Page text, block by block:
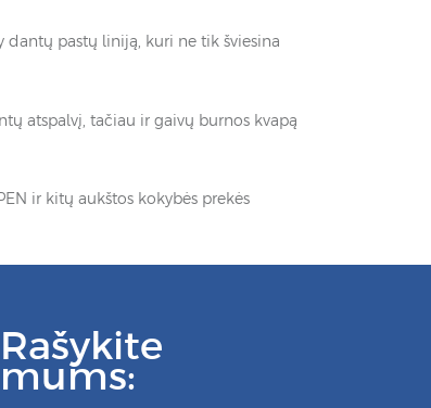
dantų pastų liniją, kuri ne tik šviesina
atspalvį, tačiau ir gaivų burnos kvapą
ir kitų aukštos kokybės prekės
Rašykite
mums: